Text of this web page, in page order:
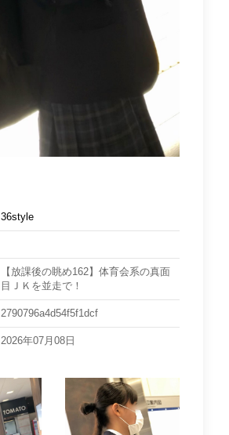
36style
【放課後の眺め162】体育会系の真面
目ＪＫを並走で！
2790796a4d54f5f1dcf
2026年07月08日